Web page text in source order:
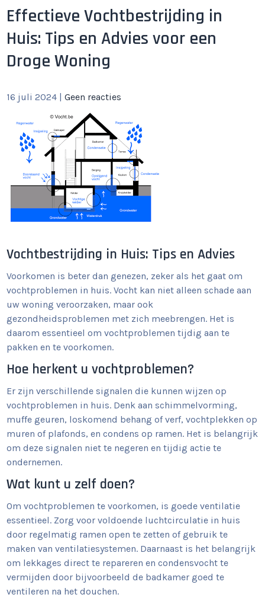
Effectieve Vochtbestrijding in
Huis: Tips en Advies voor een
Droge Woning
16 juli 2024 |Geen reacties
Vochtbestrijding in Huis: Tips en Advies
Voorkomen is beter dan genezen, zeker als het gaat om
vochtproblemen in huis. Vocht kan niet alleen schade aan
uw woning veroorzaken, maar ook
gezondheidsproblemen met zich meebrengen. Het is
daarom essentieel om vochtproblemen tijdig aan te
pakken en te voorkomen.
Hoe herkent u vochtproblemen?
Er zijn verschillende signalen die kunnen wijzen op
vochtproblemen in huis. Denk aan schimmelvorming,
muffe geuren, loskomend behang of verf, vochtplekken op
muren of plafonds, en condens op ramen. Het is belangrijk
om deze signalen niet te negeren en tijdig actie te
ondernemen.
Wat kunt u zelf doen?
Om vochtproblemen te voorkomen, is goede ventilatie
essentieel. Zorg voor voldoende luchtcirculatie in huis
door regelmatig ramen open te zetten of gebruik te
maken van ventilatiesystemen. Daarnaast is het belangrijk
om lekkages direct te repareren en condensvocht te
vermijden door bijvoorbeeld de badkamer goed te
ventileren na het douchen.